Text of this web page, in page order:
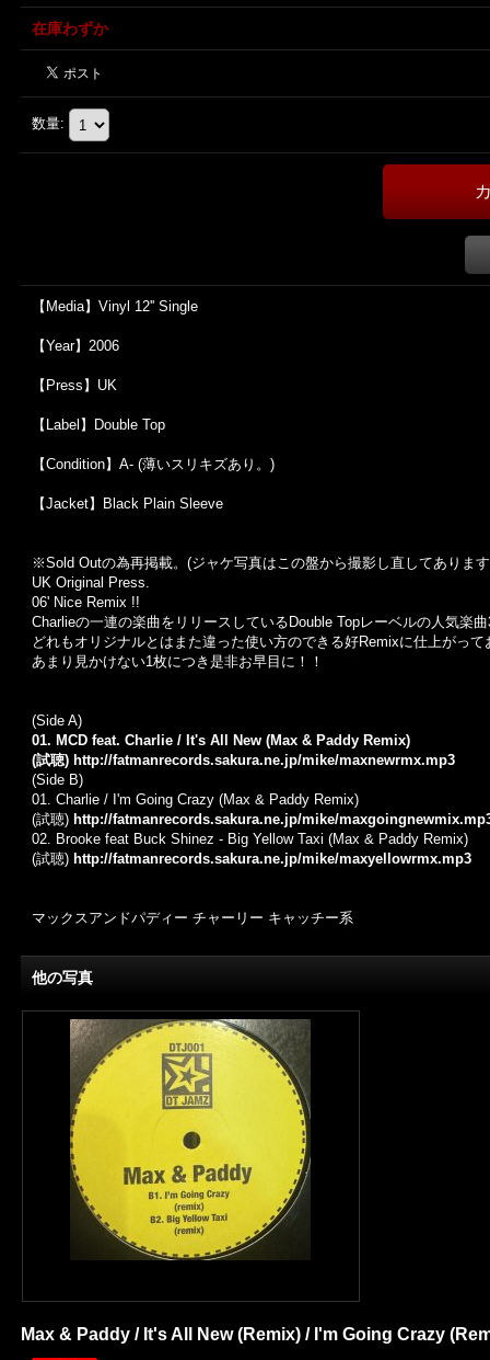
在庫わずか
数量:
【Media】Vinyl 12'' Single
【Year】2006
【Press】UK
【Label】Double Top
【Condition】A- (薄いスリキズあり。)
【Jacket】Black Plain Sleeve
※Sold Outの為再掲載。 (ジャケ写真はこの盤から撮影し直してありま
UK Original Press.
06' Nice Remix !!
Charlieの一連の楽曲をリリースしているDouble Topレーベルの人気楽
どれもオリジナルとはまた違った使い方のできる好Remixに仕上がって
あまり見かけない1枚につき是非お早目に！！
(Side A)
01. MCD feat. Charlie / It's All New (Max & Paddy Remix)
(試聴) http://fatmanrecords.sakura.ne.jp/mike/maxnewrmx.mp3
(Side B)
01. Charlie / I'm Going Crazy (Max & Paddy Remix)
(試聴) http://fatmanrecords.sakura.ne.jp/mike/
02. Brooke feat Buck Shinez - Big Yellow Taxi (Max & Paddy Remix)
(試聴) http://fatmanrecords.sakura.ne.jp/mike/maxyellowrmx.mp3
マックスアンドパディー チャーリー キャッチー系
他の写真
Max & Paddy / It's All New (Remix) / I'm Going Crazy